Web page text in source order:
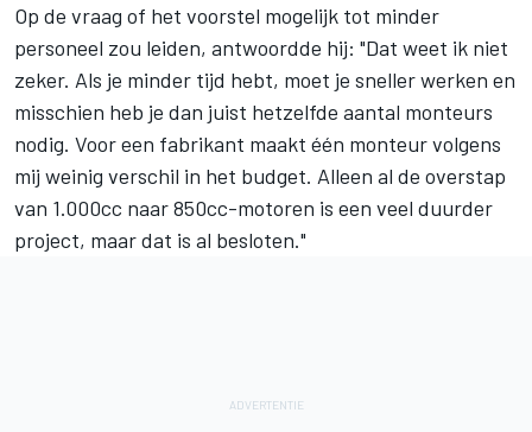
Op de vraag of het voorstel mogelijk tot minder
personeel zou leiden, antwoordde hij: "Dat weet ik niet
zeker. Als je minder tijd hebt, moet je sneller werken en
misschien heb je dan juist hetzelfde aantal monteurs
nodig. Voor een fabrikant maakt één monteur volgens
mij weinig verschil in het budget. Alleen al de overstap
van 1.000cc naar 850cc-motoren is een veel duurder
project, maar dat is al besloten."